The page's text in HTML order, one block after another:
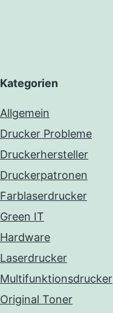
Kategorien
Allgemein
Drucker Probleme
Druckerhersteller
Druckerpatronen
Farblaserdrucker
Green IT
Hardware
Laserdrucker
Multifunktionsdrucker
Original Toner